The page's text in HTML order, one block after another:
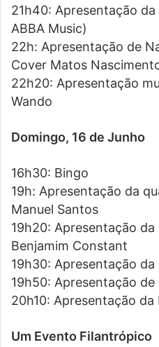
21h40: Apresentação
ABBA Music)
22h: Apresentação de
Cover Matos
22h20: Apresentação
Wando
Domingo, 16 de Junho
16h30: Bingo
19h: Apresentação da
Manuel Santos
19h20: Apresentação
Benjamim Constant
19h30: Apresentação da
19h50: Apresentação de
20h10: Apresentação da
Um Evento Filantrópico